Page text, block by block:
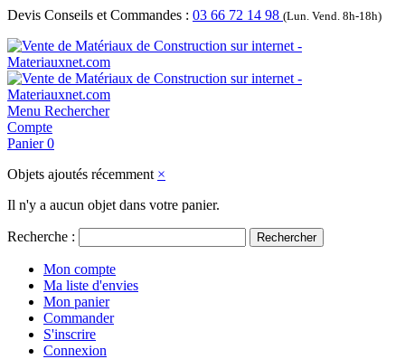
Devis Conseils et Commandes : 03 66 72 14 98 (Lun. Vend. 8h-18h)
Menu Rechercher
Compte
Panier 0
Objets ajoutés récemment ×
Il n'y a aucun objet dans votre panier.
Recherche : Rechercher
Mon compte
Ma liste d'envies
Mon panier
Commander
S'inscrire
Connexion